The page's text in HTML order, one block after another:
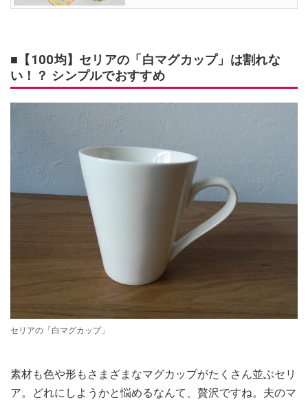
■【100均】セリアの「白マグカップ」は割れな
い！？ シンプルでおすすめ
セリアの「白マグカップ」
素材も色や形もさまざまなマグカップがたくさん並ぶセリ
ア。どれにしようかと悩めるなんて、贅沢ですね。夫のマ